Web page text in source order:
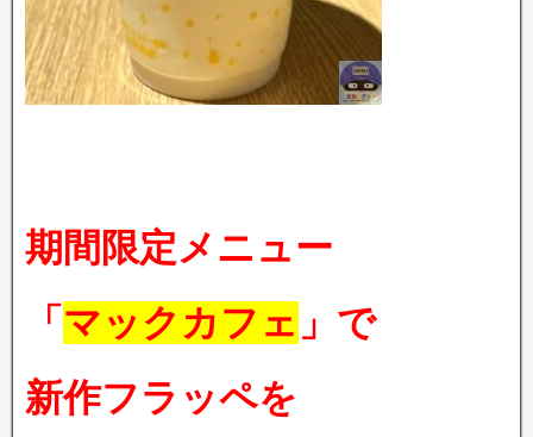
期間限定メニュー
「 マックカフェ 」で
新作フラッペを